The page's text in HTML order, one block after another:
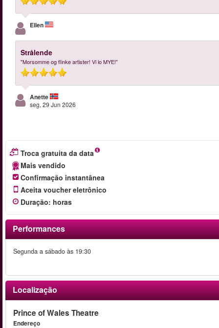
Ellen
Strålende
"Morsomme og flinke artister! Vi lo MYE!"
Anette
seg, 29 Jun 2026
Troca gratuita da data
Mais vendido
Confirmação instantânea
Aceita voucher eletrônico
Duração: horas
Performances
Segunda a sábado às 19:30
Localização
Prince of Wales Theatre
Endereço